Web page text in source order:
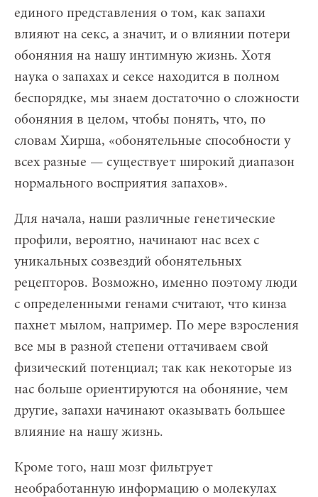
единого представления о том, как запахи
влияют на секс, а значит, и о влиянии потери
обоняния на нашу интимную жизнь. Хотя
наука о запахах и сексе находится в полном
беспорядке, мы знаем достаточно о сложности
обоняния в целом, чтобы понять, что, по
словам Хирша, «обонятельные способности у
всех разные — существует широкий диапазон
нормального восприятия запахов».
Для начала, наши различные генетические
профили, вероятно, начинают нас всех с
уникальных созвездий обонятельных
рецепторов. Возможно, именно поэтому люди
с определенными генами считают, что кинза
пахнет мылом, например. По мере взросления
все мы в разной степени оттачиваем свой
физический потенциал; так как некоторые из
нас больше ориентируются на обоняние, чем
другие, запахи начинают оказывать большее
влияние на нашу жизнь.
Кроме того, наш мозг фильтрует
необработанную информацию о молекулах